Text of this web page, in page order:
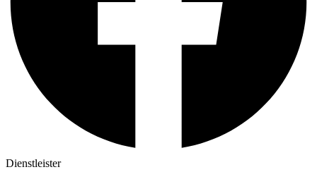
Dienstleister